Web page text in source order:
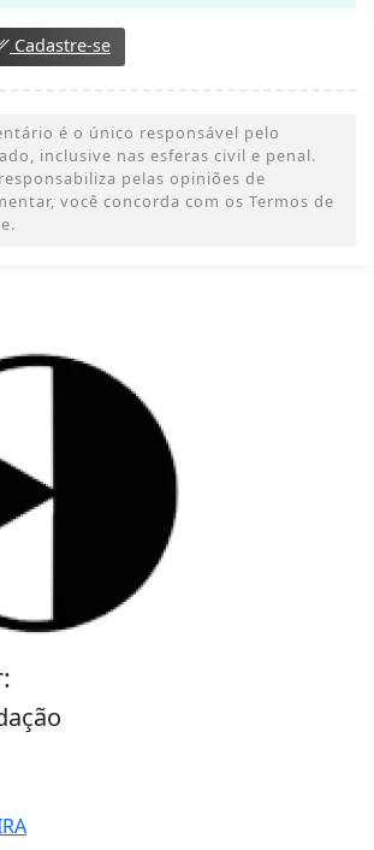
Cadastre-se
é o único responsável pelo
inclusive nas esferas civil e penal.
pelas opiniões de
você concorda com os Termos de